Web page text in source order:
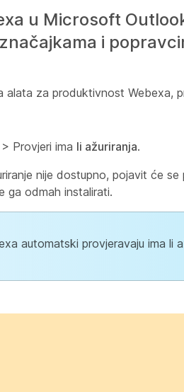
u Microsoft
i
za produktivnost Webexa,
> Provjeri ima li ažuriranja.
nije dostupno, pojavit će se
ga odmah instalirati.
automatski provjeravaju ima li